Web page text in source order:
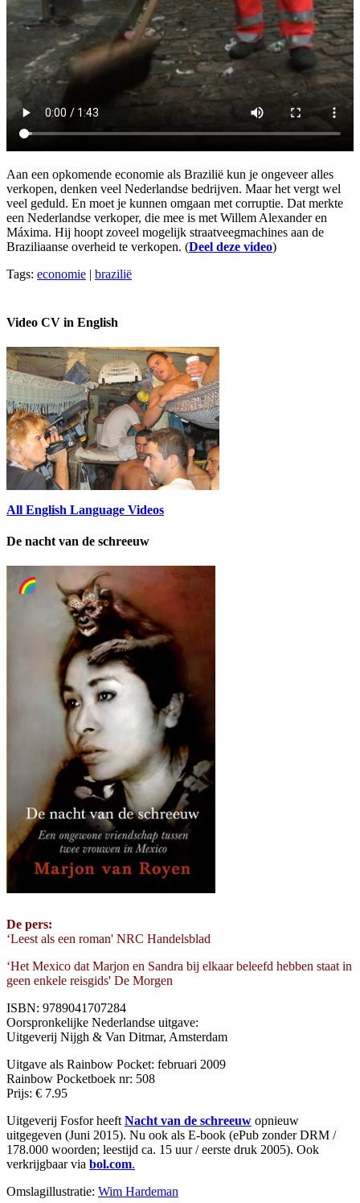
Aan een opkomende economie als Brazilië kun je ongeveer alles
verkopen, denken veel Nederlandse bedrijven. Maar het vergt wel
veel geduld. En moet je kunnen omgaan met corruptie. Dat merkte
een Nederlandse verkoper, die mee is met Willem Alexander en
Máxima. Hij hoopt zoveel mogelijk straatveegmachines aan de
Braziliaanse overheid te verkopen. (Deel deze video)
Tags: economie | brazilië
Video CV in English
All English Language Videos
De nacht van de schreeuw
De pers:
‘Leest als een roman' NRC Handelsblad
‘Het Mexico dat Marjon en Sandra bij elkaar beleefd hebben staat in
geen enkele reisgids' De Morgen
ISBN: 9789041707284
Oorspronkelijke Nederlandse uitgave:
Uitgeverij Nijgh & Van Ditmar, Amsterdam
Uitgave als Rainbow Pocket: februari 2009
Rainbow Pocketboek nr: 508
Prijs: € 7.95
Uitgeverij Fosfor heeft Nacht van de schreeuw opnieuw
uitgegeven (Juni 2015). Nu ook als E-book (ePub zonder DRM /
178.000 woorden; leestijd ca. 15 uur / eerste druk 2005). Ook
verkrijgbaar via bol.com.
Omslagillustratie: Wim Hardeman